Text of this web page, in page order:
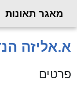
מאגר תאונות